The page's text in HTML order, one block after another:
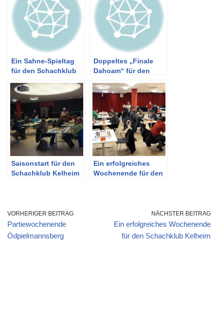
Ein Sahne-Spieltag
für den Schachklub
Doppeltes „Finale
Dahoam“ für den
1920
Saisonstart für den
Schachklub Kelheim
Ein erfolgreiches
Wochenende für den
VORHERIGER BEITRAG
Partiewochenende
Ödpielmannsberg
NÄCHSTER BEITRAG
Ein erfolgreiches Wochenende
für den Schachklub Kelheim